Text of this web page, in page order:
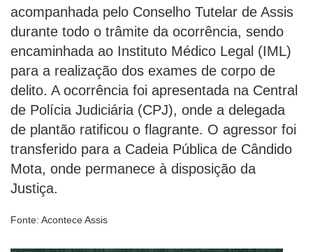
acompanhada pelo Conselho Tutelar de Assis
durante todo o trâmite da ocorrência, sendo
encaminhada ao Instituto Médico Legal (IML)
para a realização dos exames de corpo de
delito. A ocorrência foi apresentada na Central
de Polícia Judiciária (CPJ), onde a delegada
de plantão ratificou o flagrante. O agressor foi
transferido para a Cadeia Pública de Cândido
Mota, onde permanece à disposição da
Justiça.
Fonte: Acontece Assis